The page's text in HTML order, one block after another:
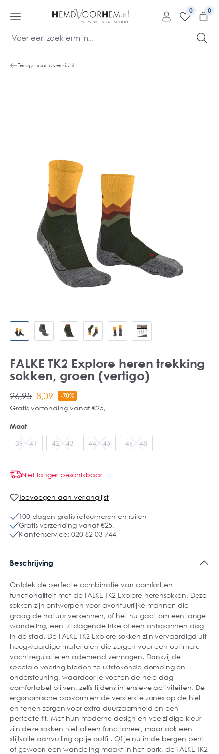
0
Terug naar overzicht
FALKE TK2 Explore heren trekking
sokken, groen (vertigo)
26,95 8,09 -70%
Gratis verzending vanaf €25,-
Maat
39 - 41 42 - 43 44 - 45 46 - 48
Niet langer beschikbaar
Toevoegen aan verlanglijst
100 dagen gratis retourneren en ruilen
Gratis verzending vanaf €25,-
Klantenservice: 020 82 03 744
Beschrijving
Ontdek de perfecte combinatie van comfort en
functionaliteit met de FALKE TK2 Explore herensokken. Deze
sokken zijn ontworpen voor avontuurlijke mannen die
graag de natuur verkennen, of het nu gaat om een lange
wandeling, een uitdagende hike of een ontspannen dag
in de stad. De FALKE TK2 Explore sokken zijn vervaardigd uit
hoogwaardige materialen die zorgen voor een optimale
vochtregulatie en ademend vermogen. Dankzij de
speciale voering bieden ze uitstekende demping en
ondersteuning, waardoor je voeten de hele dag
comfortabel blijven, zelfs tijdens intensieve activiteiten. De
ergonomische pasvorm en de versterkte zones op de hiel
en tenen zorgen voor extra duurzaamheid en een
perfecte fit. Met hun moderne design en veelzijdige kleur
zijn deze sokken niet alleen functioneel, maar ook een
stijlvolle aanvulling op je outfit. Of je nu in de bergen bent
of gewoon een wandeling maakt in het park, de FALKE TK2